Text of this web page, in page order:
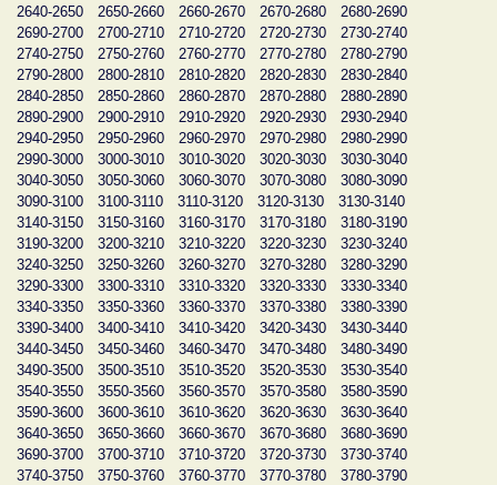
2640-2650
2650-2660 2660-2670 2670-2680
2680-2690
2690-2700
2700-2710 2710-2720 2720-2730
2730-2740
2740-2750
2750-2760 2760-2770 2770-2780
2780-2790
2790-2800
2800-2810 2810-2820 2820-2830
2830-2840
2840-2850
2850-2860 2860-2870 2870-2880
2880-2890
2890-2900
2900-2910 2910-2920 2920-2930
2930-2940
2940-2950
2950-2960 2960-2970 2970-2980
2980-2990
2990-3000
3000-3010 3010-3020 3020-3030
3030-3040
3040-3050
3050-3060 3060-3070 3070-3080
3080-3090
3090-3100
3100-3110 3110-3120 3120-3130
3130-3140
3140-3150
3150-3160 3160-3170 3170-3180
3180-3190
3190-3200
3200-3210 3210-3220 3220-3230
3230-3240
3240-3250
3250-3260 3260-3270 3270-3280
3280-3290
3290-3300
3300-3310 3310-3320 3320-3330
3330-3340
3340-3350
3350-3360 3360-3370 3370-3380
3380-3390
3390-3400
3400-3410 3410-3420 3420-3430
3430-3440
3440-3450
3450-3460 3460-3470 3470-3480
3480-3490
3490-3500
3500-3510 3510-3520 3520-3530
3530-3540
3540-3550
3550-3560 3560-3570 3570-3580
3580-3590
3590-3600
3600-3610 3610-3620 3620-3630
3630-3640
3640-3650
3650-3660 3660-3670 3670-3680
3680-3690
3690-3700
3700-3710 3710-3720 3720-3730
3730-3740
3740-3750
3750-3760 3760-3770 3770-3780
3780-3790